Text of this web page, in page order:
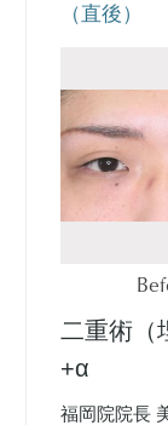
（直後）
二重術（
+α
福岡院院長